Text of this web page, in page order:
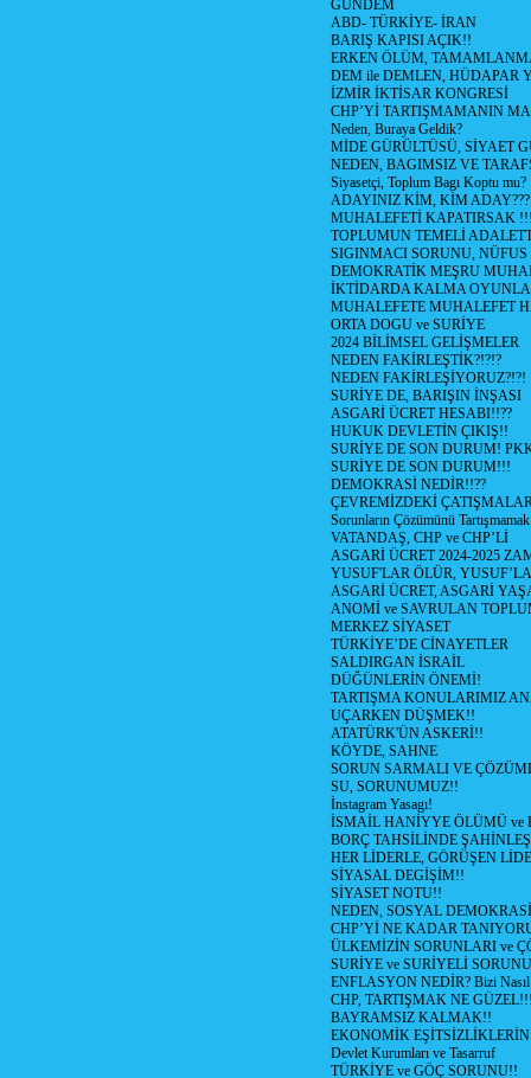
GÜNDEM
ABD- TÜRKİYE- İRAN
BARIŞ KAPISI AÇIK!!
ERKEN ÖLÜM,
DEM ile DEMLEN, HÜDAPAR
İZMİR İKTİSAR KONGRESİ
CHP’Yİ TARTIŞMAMANIN
Neden, Buraya Geldik?
MİDE GÜRÜLTÜSÜ, SİYAET
NEDEN, BAGIMSIZ VE
Siyasetçi, Toplum Bagı Koptu mu?
ADAYINIZ KİM, KİM ADAY???
MUHALEFETİ KAPATIRSAK
TOPLUMUN TEMELİ
SIGINMACI SORUNU,
DEMOKRATİK MEŞRU
İKTİDARDA KALMA
MUHALEFETE MUHALEFET
ORTA DOGU ve SURİYE
2024 BİLİMSEL GELİŞMELER
NEDEN FAKİRLEŞTİK?!?!?
NEDEN FAKİRLEŞİYORUZ?!?!
SURİYE DE, BARIŞIN İNŞASI
ASGARİ ÜCRET HESABI!!??
HUKUK DEVLETİN ÇIKIŞ!!
SURİYE DE SON DURUM!
SURİYE DE SON DURUM!!!
DEMOKRASİ NEDİR!!??
ÇEVREMİZDEKİ
Sorunların Çözümünü
VATANDAŞ, CHP ve CHP’Lİ
ASGARİ ÜCRET 2024-2025
YUSUF'LAR ÖLÜR,
ASGARİ ÜCRET, ASGARİ
ANOMİ ve SAVRULAN
MERKEZ SİYASET
TÜRKİYE’DE CİNAYETLER
SALDIRGAN İSRAİL
DÜĞÜNLERİN ÖNEMİ!
TARTIŞMA KONULARIMIZ
UÇARKEN DÜŞMEK!!
ATATÜRK'ÜN ASKERİ!!
KÖYDE, SAHNE
SORUN SARMALI VE
SU, SORUNUMUZ!!
İnstagram Yasagı!
İSMAİL HANİYYE ÖLÜMÜ ve
BORÇ TAHSİLİNDE
HER LİDERLE, GÖRÜŞEN
SİYASAL DEGİŞİM!!
SİYASET NOTU!!
NEDEN, SOSYAL
CHP’Yİ NE KADAR
ÜLKEMİZİN SORUNLARI ve
SURİYE ve SURİYELİ
ENFLASYON NEDİR? Bizi
CHP, TARTIŞMAK NE
BAYRAMSIZ KALMAK!!
EKONOMİK
Devlet Kurumları ve Tasarruf
TÜRKİYE ve GÖÇ SORUNU!!